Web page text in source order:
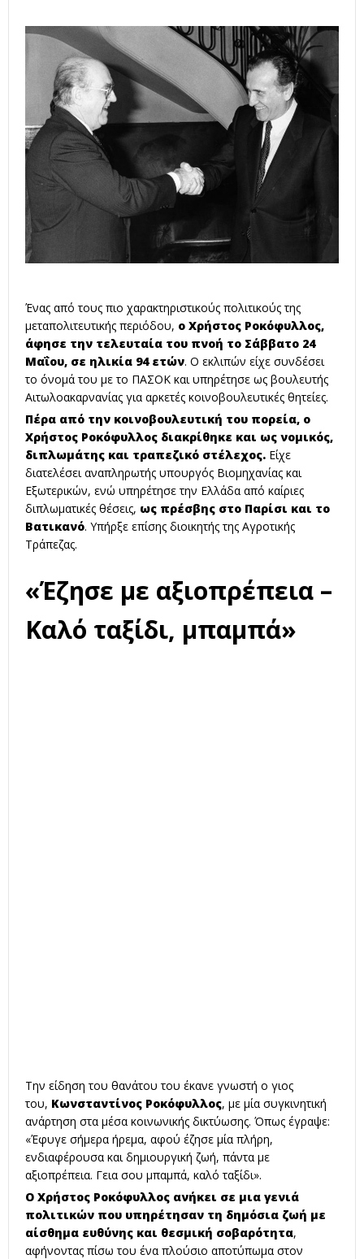
Ένας από τους πιο χαρακτηριστικούς πολιτικούς της
μεταπολιτευτικής περιόδου, ο Χρήστος Ροκόφυλλος,
άφησε την τελευταία του πνοή το Σάββατο 24
Μαΐου, σε ηλικία 94 ετών. Ο εκλιπών είχε συνδέσει
το όνομά του με το ΠΑΣΟΚ και υπηρέτησε ως βουλευτής
Αιτωλοακαρνανίας για αρκετές κοινοβουλευτικές θητείες.
Πέρα από την κοινοβουλευτική του πορεία, ο
Χρήστος Ροκόφυλλος διακρίθηκε και ως νομικός,
διπλωμάτης και τραπεζικό στέλεχος. Είχε
διατελέσει αναπληρωτής υπουργός Βιομηχανίας και
Εξωτερικών, ενώ υπηρέτησε την Ελλάδα από καίριες
διπλωματικές θέσεις, ως πρέσβης στο Παρίσι και το
Βατικανό. Υπήρξε επίσης διοικητής της Αγροτικής
Τράπεζας.
«Έζησε με αξιοπρέπεια –
Καλό ταξίδι, μπαμπά»
Την είδηση του θανάτου του έκανε γνωστή ο γιος
του, Κωνσταντίνος Ροκόφυλλος, με μία συγκινητική
ανάρτηση στα μέσα κοινωνικής δικτύωσης. Όπως έγραψε:
«Έφυγε σήμερα ήρεμα, αφού έζησε μία πλήρη,
ενδιαφέρουσα και δημιουργική ζωή, πάντα με
αξιοπρέπεια. Γεια σου μπαμπά, καλό ταξίδι».
Ο Χρήστος Ροκόφυλλος ανήκει σε μια γενιά
πολιτικών που υπηρέτησαν τη δημόσια ζωή με
αίσθημα ευθύνης και θεσμική σοβαρότητα,
αφήνοντας πίσω του ένα πλούσιο αποτύπωμα στον